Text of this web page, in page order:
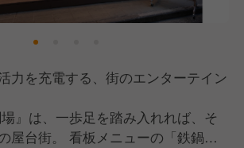
を充電する、街のエンターテイン
場』は、一歩足を踏み入れれば、そ
屋台街。 看板メニューの「鉄鍋餃